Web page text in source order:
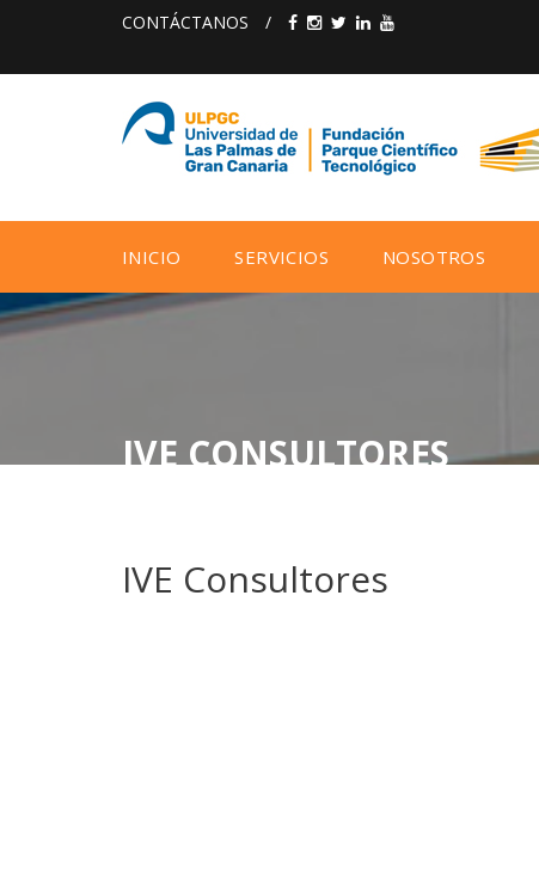
CONTÁCTANOS /
INICIO SERVICIOS NOSOTROS
IVE CONSULTORES
IVE Consultores